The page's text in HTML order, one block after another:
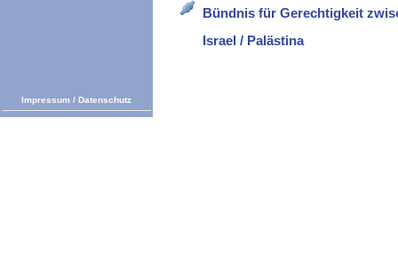
Bündnis für Gerechtigkeit
Israel / Palästina
Impressum / Datenschutz